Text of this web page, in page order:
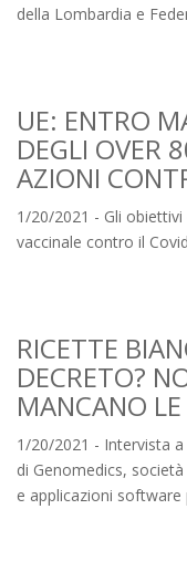
della Lombardia e
UE: ENTRO
DEGLI OVER
AZIONI
1/20/2021 - Gli
vaccinale contro il
RICETTE
DECRETO?
MANCANO LE
1/20/2021 - Intervista
di Genomedics,
e applicazioni software